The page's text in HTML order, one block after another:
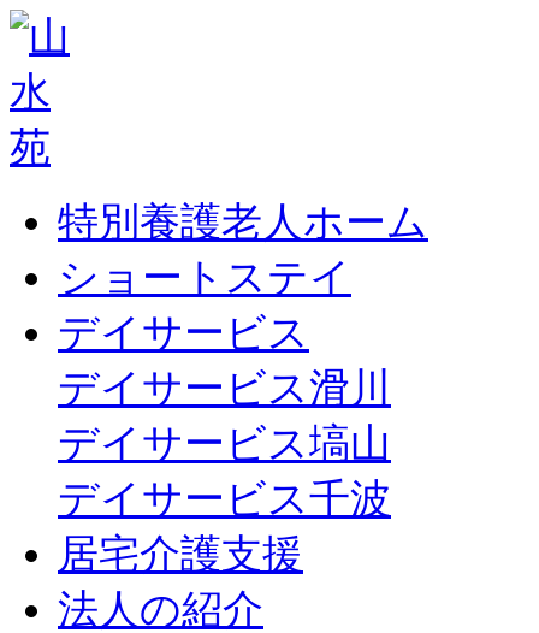
特別養護老人ホーム
ショートステイ
デイサービス
デイサービス滑川
デイサービス塙山
デイサービス千波
居宅介護支援
法人の紹介